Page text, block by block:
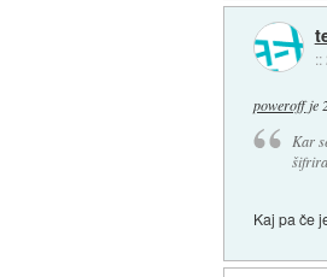
::
poweroffje
Kar
Kaj pa če